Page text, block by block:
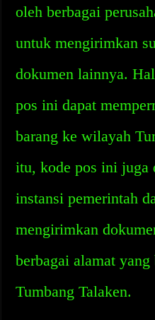
oleh berbagai
untuk mengirimkan
dokumen lainnya.
pos ini dapat
barang ke wilayah
itu, kode pos ini juga
instansi pemerintah
mengirimkan
berbagai alamat
Tumbang Talaken.